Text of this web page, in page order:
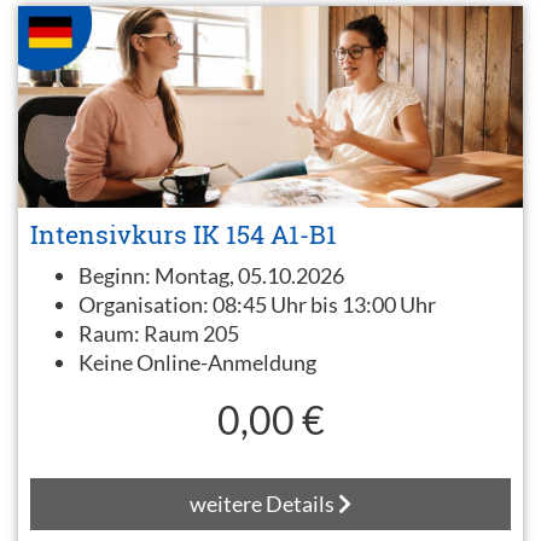
Intensivkurs IK 154 A1-B1
Beginn: Montag, 05.10.2026
Organisation:08:45 Uhr bis 13:00 Uhr
Raum: Raum 205
Keine Online-Anmeldung
0,00 €
weitere Details